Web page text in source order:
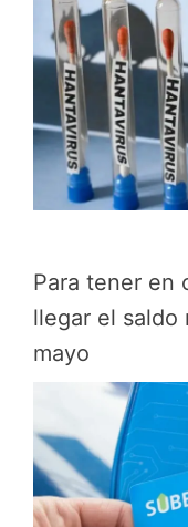
Para tener en
llegar el saldo
mayo